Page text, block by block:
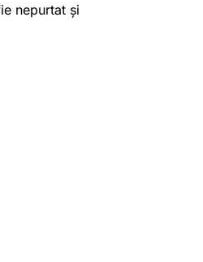
nepurtat și